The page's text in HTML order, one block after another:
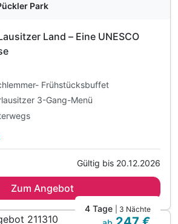
Sauna, Fitnessraum
Hotelbereich
hoteleigenen Parkplatz**
Park
Land – Eine UNESCO
Frühstücksbuffet
3-Gang-Menü
Frühstücksbuffet
3-Gang-Menü
Gültig bis 20.12.2026
Zum Angebot
4 Tage | 3 Nächte